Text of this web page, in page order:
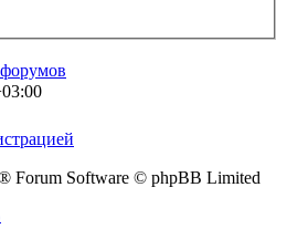
Forum Software © phpBB Limited